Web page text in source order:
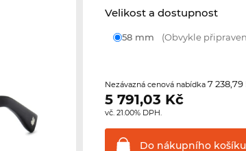
Velikost a dostupnost
58 mm (Obvykle
Nezávazná cenová nabídka7 238,79
5 791,03 Kč
vč. 21.00% DPH.
Do nákupního košíku